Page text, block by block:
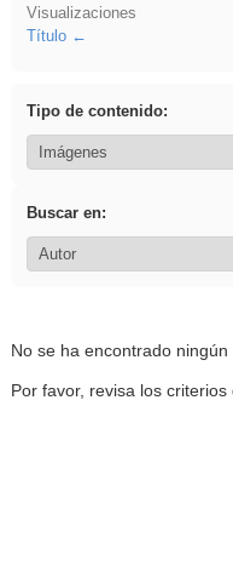
Visualizaciones
Título
Tipo de contenido:
Buscar en:
No se ha encontrado ningún
Por favor, revisa los criterios